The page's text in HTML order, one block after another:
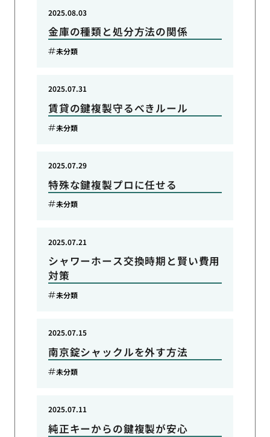
金庫の種類と処分方法の関係
2025.08.03
未分類
賃貸の鍵複製守るべきルール
2025.07.31
未分類
特殊な鍵複製プロに任せる
2025.07.29
未分類
シャワーホース交換時期と賢い費用
対策
2025.07.21
未分類
南京錠シャックルを外す方法
2025.07.15
未分類
純正キーからの鍵複製が安心
2025.07.11